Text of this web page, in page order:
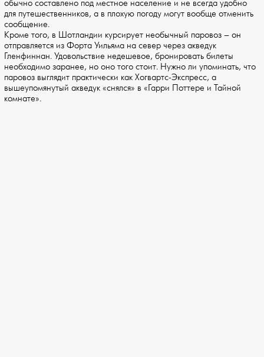
обычно составлено под местное население и не всегда удобно
для путешественников, а в плохую погоду могут вообще отменить
сообщение.
Кроме того, в Шотландии курсирует необычный паровоз – он
отправляется из Форта Уильяма на север через акведук
Гленфиннан. Удовольствие недешевое, бронировать билеты
необходимо заранее, но оно того стоит. Нужно ли упоминать, что
паровоз выглядит практически как Хогвартс-Экспресс, а
вышеупомянутый акведук «снялся» в «Гарри Поттере и Тайной
комнате».